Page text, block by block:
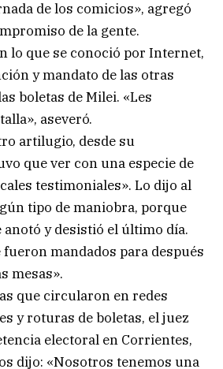
de los comicios», agregó
de la gente.
lo que se conoció por Internet,
y mandato de las otras
boletas de Milei. «Les
aseveró.
artilugio, desde su
que ver con una especie de
testimoniales». Lo dijo al
tipo de maniobra, porque
anotó y desistió el último día.
fueron mandados para después
mesas».
que circularon en redes
y roturas de boletas, el juez
electoral en Corrientes,
dijo: «Nosotros tenemos una